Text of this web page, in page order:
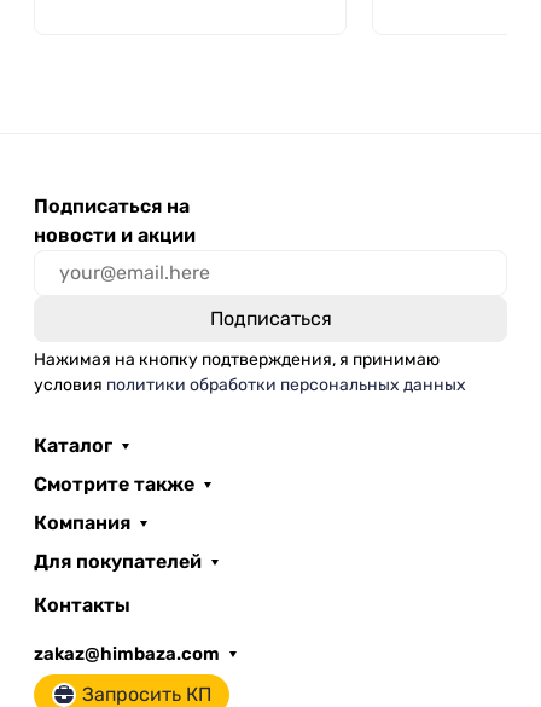
Подписаться на
новости и акции
Нажимая на кнопку подтверждения, я принимаю
условия политики обработки персональных данных
Каталог
Смотрите также
Компания
Для покупателей
Контакты
zakaz@himbaza.com
Запросить КП